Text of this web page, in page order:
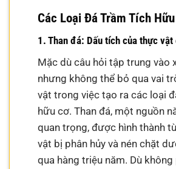
Các Loại Đá Trầm Tích
1. Than đá: Dấu tích của thực
Mặc dù câu hỏi tập trung vào
nhưng không thể bỏ qua vai
vật trong việc tạo ra các loại
hữu cơ. Than đá, một nguồn
quan trọng, được hình thành
vật bị phân hủy và nén chặt
qua hàng triệu năm. Dù